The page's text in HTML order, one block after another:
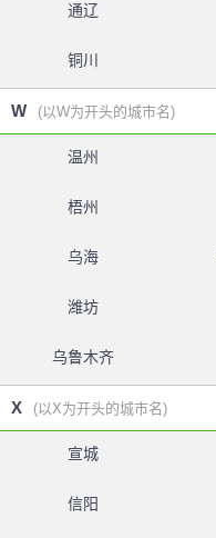
通辽
铜川
W (以W为开头的城市名)
温州
梧州
乌海
潍坊
乌鲁木齐
X (以X为开头的城市名)
宣城
信阳